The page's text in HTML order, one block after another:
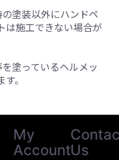
塗装以外にハンドペ
は施工できない場合が
塗っているヘルメッ
。
My
AccountUs